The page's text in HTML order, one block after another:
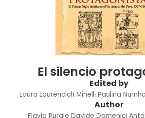
El silencio
Edited by
Laura Laurencich Minelli Paulina
Author
Flavio Rurale Davide Domenici